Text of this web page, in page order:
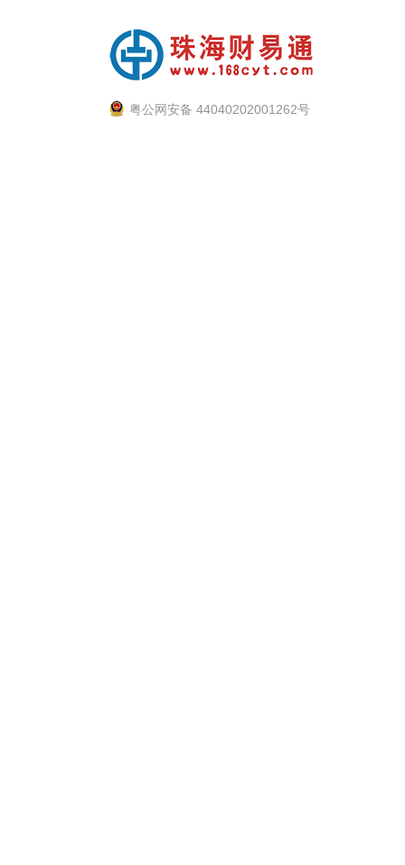
粤公网安备 44040202001262号